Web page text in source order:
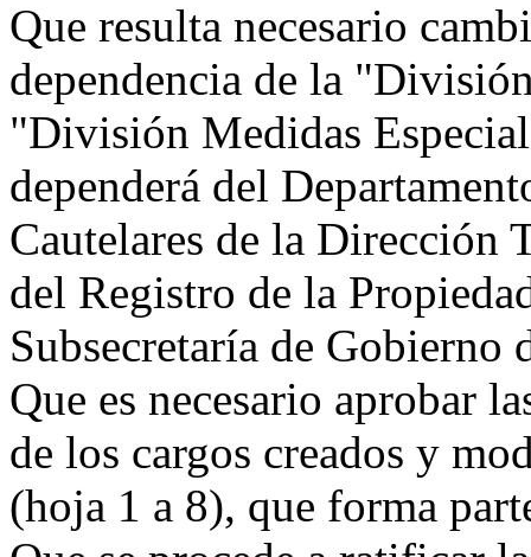
Que resulta necesario
dependencia de la
"División Medidas
dependerá del
Cautelares de la Dirección
del Registro de la
Subsecretaría de
Que es necesario aprobar
de los cargos creados y
(hoja 1 a 8), que forma